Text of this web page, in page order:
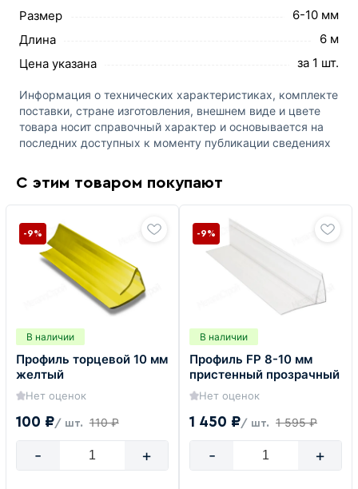
Размер
6-10 мм
Длина
6 м
Цена указана
за 1 шт.
Информация о технических характеристиках, комплекте
поставки, стране изготовления, внешнем виде и цвете
товара носит справочный характер и основывается на
последних доступных к моменту публикации сведениях
С этим товаром покупают
В наличии
Профиль торцевой 10 мм
желтый
Нет оценок
100 ₽/ шт. 110 ₽
-9%
- +
В наличии
Профиль FP 8-10 мм
пристенный прозрачный
Нет оценок
1 450 ₽/ шт. 1 595 ₽
-9%
- +